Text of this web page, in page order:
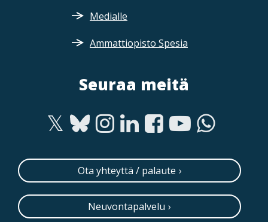
Medialle
Ammattiopisto Spesia
Seuraa meitä
Ota yhteyttä / palaute
Neuvontapalvelu